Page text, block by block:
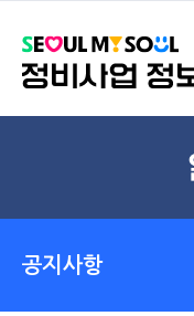
공지사항